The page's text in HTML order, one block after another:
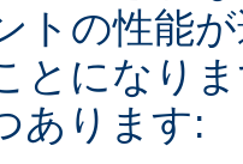
トの性能
とになり
あります: